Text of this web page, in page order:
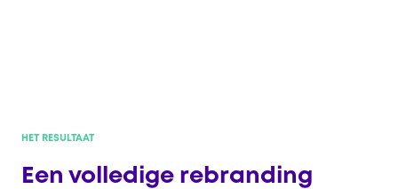
HET RESULTAAT
Een volledige rebranding